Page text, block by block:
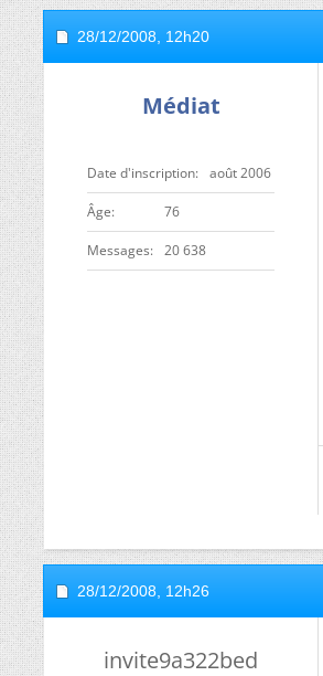
28/12/2008, 12h20
Médiat
Date d'inscription août 2006
ge 76
Messages 20 638
28/12/2008, 12h26
invite9a322bed